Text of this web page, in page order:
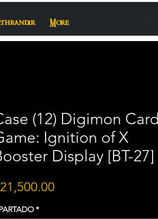
More
(12) Digimon Card
Ignition of X
Display [BT-27]
*